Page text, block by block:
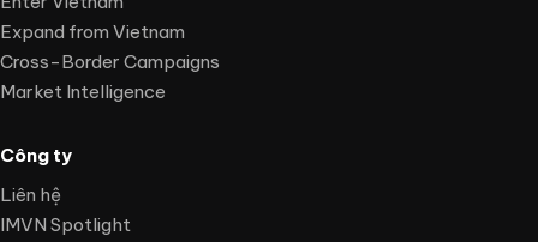
Expand from Vietnam
Cross-Border Campaigns
Market Intelligence
Công ty
Liên hệ
IMVN Spotlight